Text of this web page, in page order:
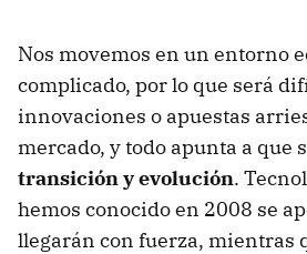
Nos movemos en un entorno
complicado, por lo que será
innovaciones o apuestas
mercado, y todo apunta a que
transición y evolución.
hemos conocido en 2008 se
llegarán con fuerza, mientras